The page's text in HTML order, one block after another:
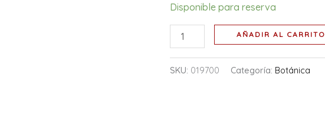
Disponible para reserva
AÑADIR AL CARRITO
SKU: 019700 Categoría: Botánica